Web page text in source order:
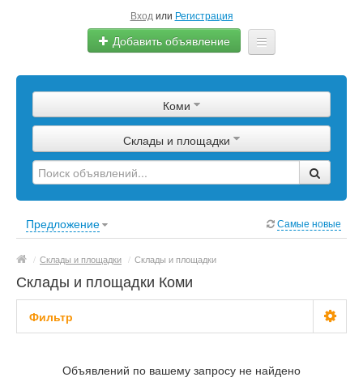
Вход или Регистрация
Добавить объявление
Сырье
Изделия
Оборудование
Коми
Склады и площадки
Предложение Самые новые
/ Склады и площадки / Склады и площадки
Склады и площадки Коми
Фильтр
Не важноОбъявлений по вашему запросу не найдено